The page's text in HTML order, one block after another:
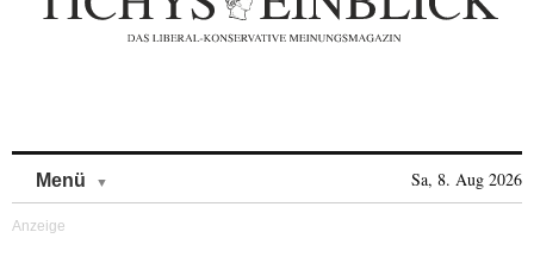
Menü Sa, 8. Aug 2026